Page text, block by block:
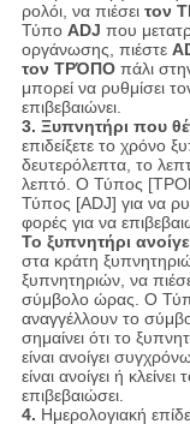
ρολόι, να πιέσει τον
Τύπο ADJ που
οργάνωσης, πιέστε
τον ΤΡΌΠΟπάλι
μπορεί να ρυθμίσει
επιβεβαιώνει.
3. Ξυπνητήρι που
επιδείξετε το
δευτερόλεπτα, το
λεπτό. Ο Τύπος
Τύπος [ADJ] για να
φορές για να
Το ξυπνητήρι
στα κράτη
ξυπνητηριών, να
σύμβολο ώρας. Ο
αναγγέλλουν το
σημαίνει ότι το
είναι ανοίγει
είναι ανοίγει ή
επιβεβαιώσει.
4. Ημερολογιακή